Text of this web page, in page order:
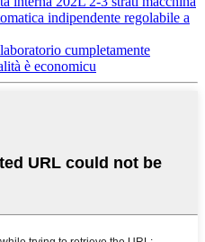
indipendente regolabile a
cumpletamente
è economicu